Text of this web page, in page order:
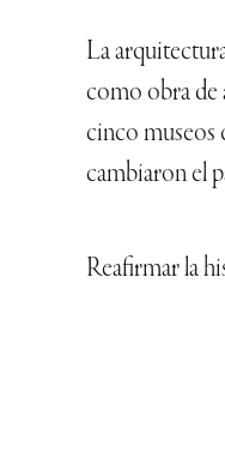
La
como obra de
cinco museos
cambiaron el
Reafirmar la